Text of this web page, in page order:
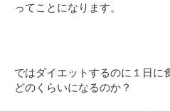
ってことになります。
ではダイエットするのに１日に
どのくらいになるのか？